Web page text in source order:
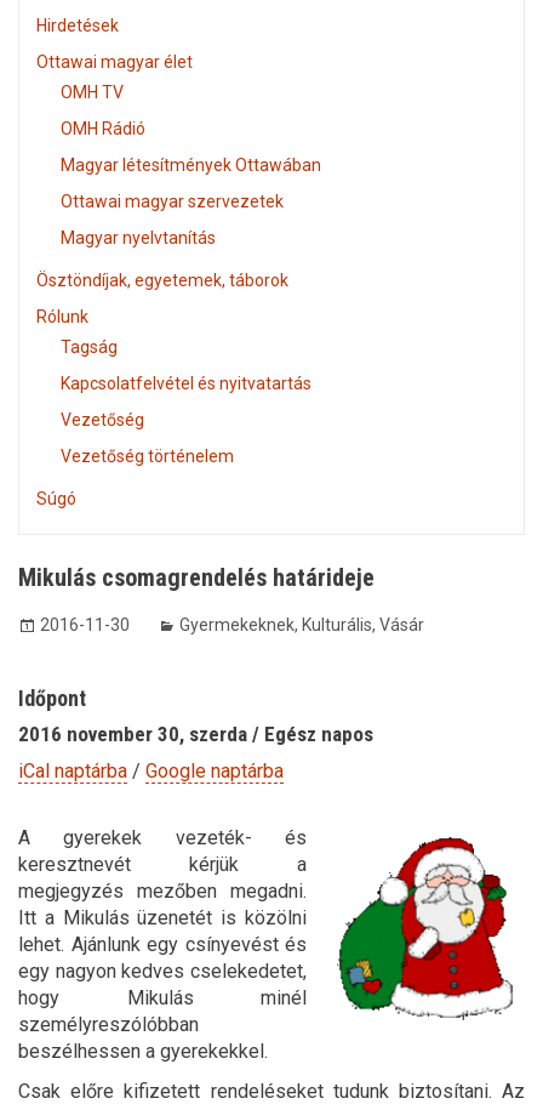
Hirdetések
Ottawai magyar élet
OMH TV
OMH Rádió
Magyar létesítmények Ottawában
Ottawai magyar szervezetek
Magyar nyelvtanítás
Ösztöndíjak, egyetemek, táborok
Rólunk
Tagság
Kapcsolatfelvétel és nyitvatartás
Vezetőség
Vezetőség történelem
Súgó
Mikulás csomagrendelés határideje
2016-11-30 Gyermekeknek, Kulturális, Vásár
Időpont
2016 november 30, szerda / Egész napos
iCal naptárba / Google naptárba
A gyerekek vezeték- és
keresztnevét kérjük a
megjegyzés mezőben megadni.
Itt a Mikulás üzenetét is közölni
lehet. Ajánlunk egy csínyevést és
egy nagyon kedves cselekedetet,
hogy Mikulás minél
személyreszólóbban
beszélhessen a gyerekekkel.
Csak előre kifizetett rendeléseket tudunk biztosítani. Az